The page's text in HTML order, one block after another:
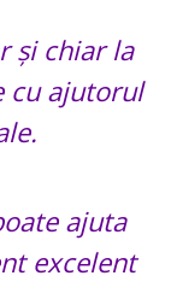
și chiar la
cu ajutorul
ajuta
excelent